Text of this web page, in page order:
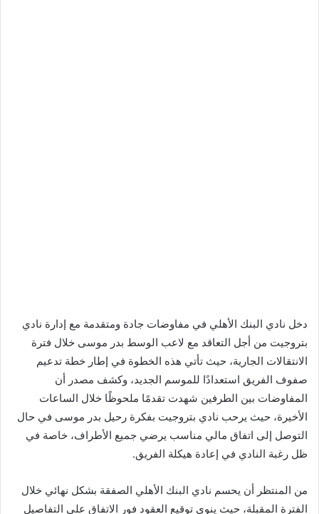
دخل نادي البنك الأهلي في مفاوضات جادة ومتقدمة مع إدارة نادي
بتروجيت من أجل التعاقد مع لاعب الوسط بدر موسى خلال فترة
الانتقالات الجارية، حيث تأتي هذه الخطوة في إطار خطة تدعيم
صفوف الفريق استعدادًا للموسم الجديد، وكشف مصدر أن
المفاوضات بين الطرفين شهدت تقدمًا ملحوظًا خلال الساعات
الأخيرة، حيث يرحب نادي بتروجيت بفكرة رحيل بدر موسى في حال
التوصل إلى اتفاق مالي مناسب يرضي جميع الأطراف، خاصة في
ظل رغبة النادي في إعادة هيكلة الفريق.
من المنتظر أن يحسم نادي البنك الأهلي الصفقة بشكل نهائي خلال
الفترة المقبلة، حيث ينوي توقيع العقود فور الاتفاق على التفاصيل